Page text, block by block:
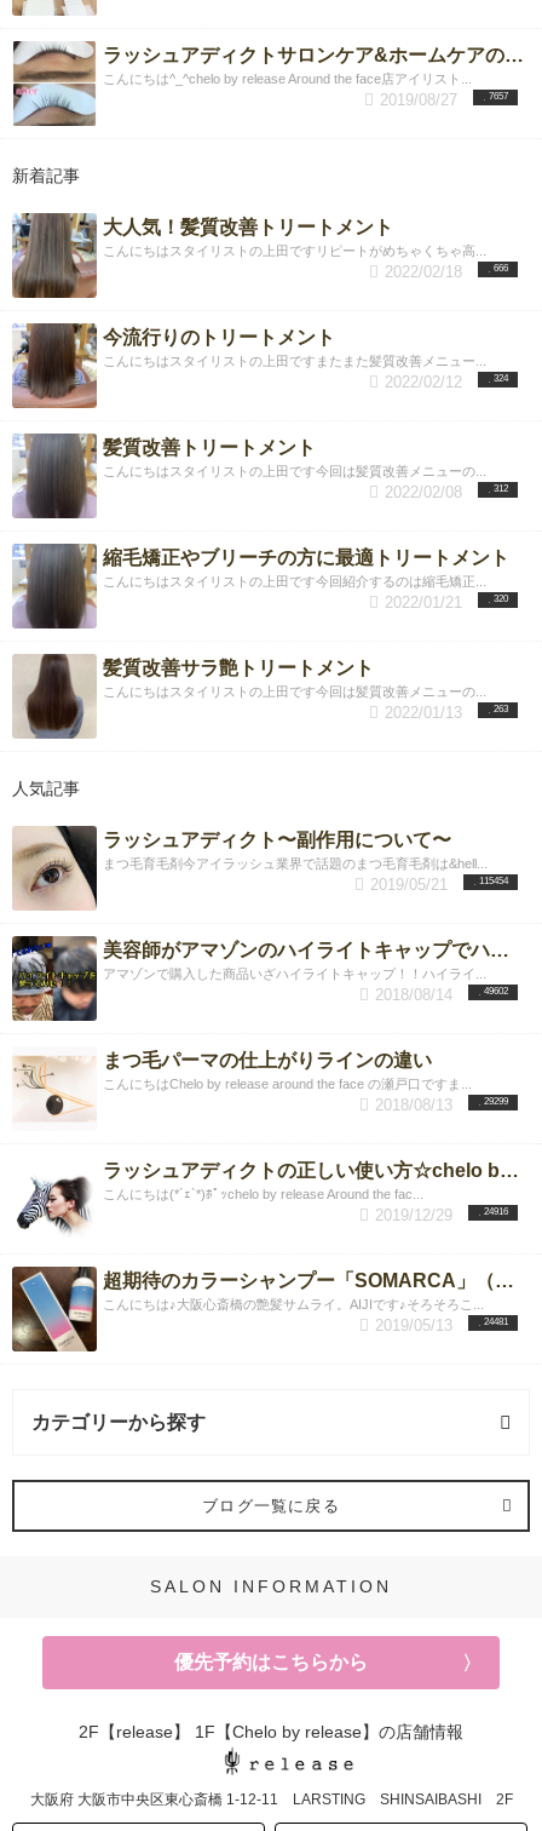
ラッシュアディクトサロンケア&ホームケアの違い
こんにちは^_^chelo by release Around the face店アイリスト...
7657
2019/08/27
新着記事
大人気！髪質改善トリートメント
こんにちはスタイリストの上田ですリピートがめちゃくちゃ高...
666
2022/02/18
今流行りのトリートメント
こんにちはスタイリストの上田ですまたまた髪質改善メニュー...
324
2022/02/12
髪質改善トリートメント
こんにちはスタイリストの上田です今回は髪質改善メニューの...
312
2022/02/08
縮毛矯正やブリーチの方に最適トリートメント
こんにちはスタイリストの上田です今回紹介するのは縮毛矯正...
320
2022/01/21
髪質改善サラ艶トリートメント
こんにちはスタイリストの上田です今回は髪質改善メニューの...
263
2022/01/13
人気記事
ラッシュアディクト〜副作用について〜
まつ毛育毛剤今アイラッシュ業界で話題のまつ毛育毛剤は&hell...
115454
2019/05/21
美容師がアマゾンのハイライトキャップでハイライトを入れてみた！！
アマゾンで購入した商品いざハイライトキャップ！！ハイライ...
49602
2018/08/14
まつ毛パーマの仕上がりラインの違い
こんにちはChelo by release around the face の瀬戸口ですま...
29299
2018/08/13
ラッシュアディクトの正しい使い方☆chelo by release Around the face店
こんにちは(*´ｪ`*)ﾎﾟｯchelo by release Around the fac...
24916
2019/12/29
超期待のカラーシャンプー「SOMARCA」（ソマルカ）は本当に染まるか？？検証&リアルゲストデータプレビューレポート
こんにちは♪大阪心斎橋の艶髪サムライ。AIJIです♪そろそろこ...
24481
2019/05/13
カテゴリーから探す
ヘアスタイル (65記事)
強髪スパ (8記事)
ブログ一覧に戻る
SALON INFORMATION
優先予約はこちらから
2F【release】 1F【Chelo by release】の店舗情報
大阪府 大阪市中央区東心斎橋 1-12-11 LARSTING SHINSAIBASHI 2F